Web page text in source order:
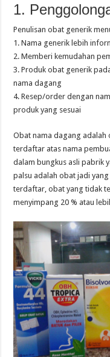
1.
Penulisan obat generik
1. Nama generik lebih
2. Memberi kemudahan
3. Produk obat generik
nama dagang
4. Resep/order dengan
produk yang sesuai
Obat nama dagang adalah
terdaftar atas nama
dalam bungkus asli pabrik
palsu adalah obat jadi
terdaftar, obat yang tidak
menyimpang 20 % atau